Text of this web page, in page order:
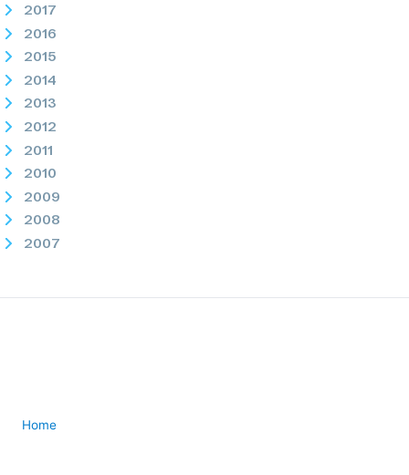
2017
2016
2015
2014
2013
2012
2011
2010
2009
2008
2007
Home